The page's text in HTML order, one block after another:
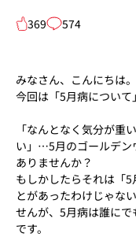
369 574
みなさん、こんにちは
今回は「5月病について
「なんとなく気分が重
い」…5月のゴールデン
ありませんか？
もしかしたらそれは「
とがあったわけじゃな
せんが、5月病は誰に
です。